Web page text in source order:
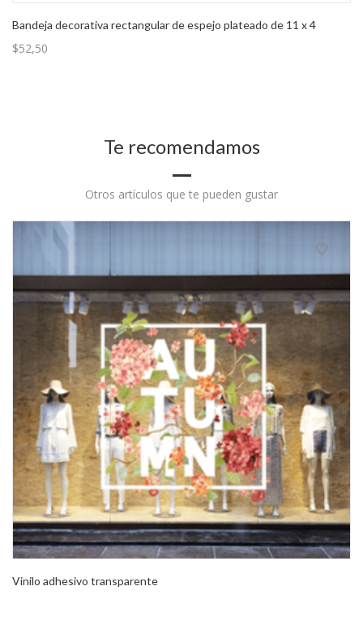
Bandeja decorativa rectangular de espejo plateado de 11 x 4
$52,50
Te recomendamos
Otros artículos que te pueden gustar
Vinilo adhesivo transparente